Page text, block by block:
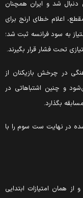
بر ۱۸ کاملا متعادل دنبال شد و ایران همچنان
اعلام خطای ارنج برای
به سود فرانسه ثبت شد؛
تحت فشار قرار بگیرند.
در چرخش بازیکنان از
چنین اشتباهاتی در
بگذارد.
در نهایت ست سوم را با
همان امتیازات ابتدایی